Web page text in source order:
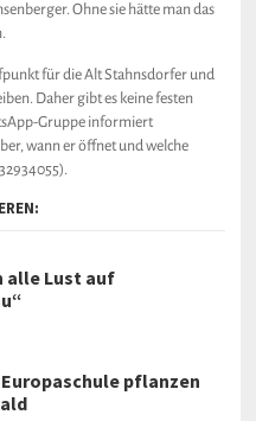
Ohne sie hätte man das
für die Alt Stahnsdorfer und
Daher gibt es keine festen
Gruppe informiert
wann er öffnet und welche
alle Lust auf
pflanzen